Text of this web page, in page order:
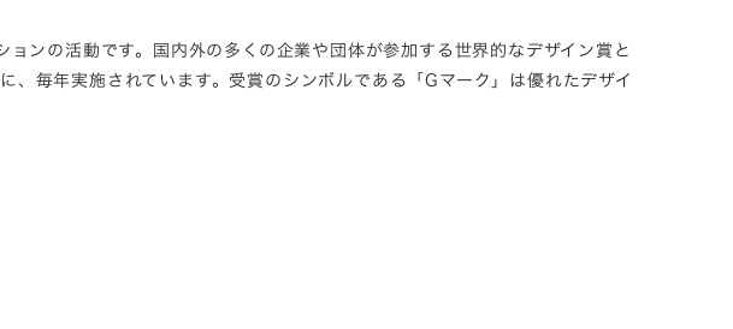
ンの活動です。国内外の多くの企業や団体が参加する世界的なデザイン賞と
毎年実施されています。受賞のシンボルである「Gマーク」は優れたデザイ